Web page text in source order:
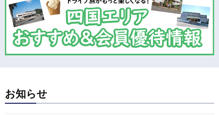
お知らせ